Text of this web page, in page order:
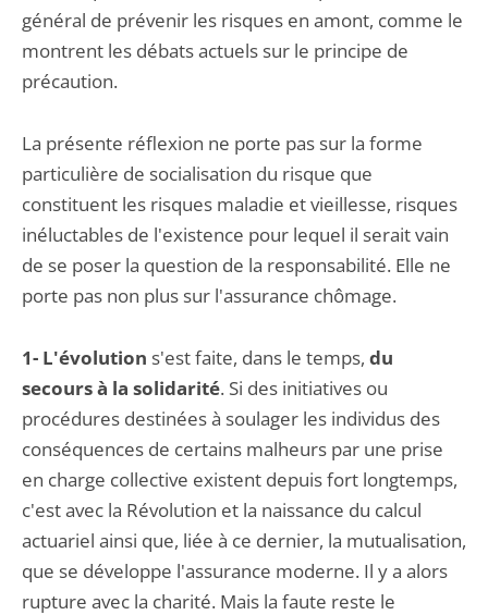
général de prévenir les risques en amont, comme le
montrent les débats actuels sur le principe de
précaution.
La présente réflexion ne porte pas sur la forme
particulière de socialisation du risque que
constituent les risques maladie et vieillesse, risques
inéluctables de l'existence pour lequel il serait vain
de se poser la question de la responsabilité. Elle ne
porte pas non plus sur l'assurance chômage.
1- L'évolution s'est faite, dans le temps, du
secours à la solidarité. Si des initiatives ou
procédures destinées à soulager les individus des
conséquences de certains malheurs par une prise
en charge collective existent depuis fort longtemps,
c'est avec la Révolution et la naissance du calcul
actuariel ainsi que, liée à ce dernier, la mutualisation,
que se développe l'assurance moderne. Il y a alors
rupture avec la charité. Mais la faute reste le